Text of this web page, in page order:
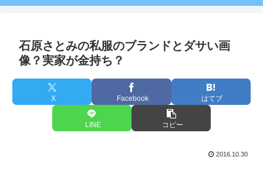
石原さとみの私服のブランドとダサい画
像？実家が金持ち？
X Facebook はてブ
LINE コピー
2016.10.30